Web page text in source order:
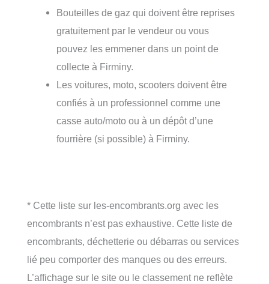
Bouteilles de gaz qui doivent être reprises
gratuitement par le vendeur ou vous
pouvez les emmener dans un point de
collecte à Firminy.
Les voitures, moto, scooters doivent être
confiés à un professionnel comme une
casse auto/moto ou à un dépôt d’une
fourrière (si possible) à Firminy.
* Cette liste sur les-encombrants.org avec les
encombrants n’est pas exhaustive. Cette liste de
encombrants, déchetterie ou débarras ou services
lié peu comporter des manques ou des erreurs.
L’affichage sur le site ou le classement ne reflète